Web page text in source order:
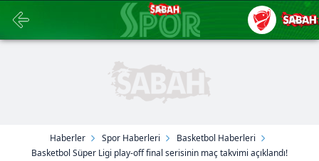
Haberler Spor Haberleri
Basketbol Haberleri
Basketbol Süper Ligi play-off final serisinin maç takvimi açıklandı!